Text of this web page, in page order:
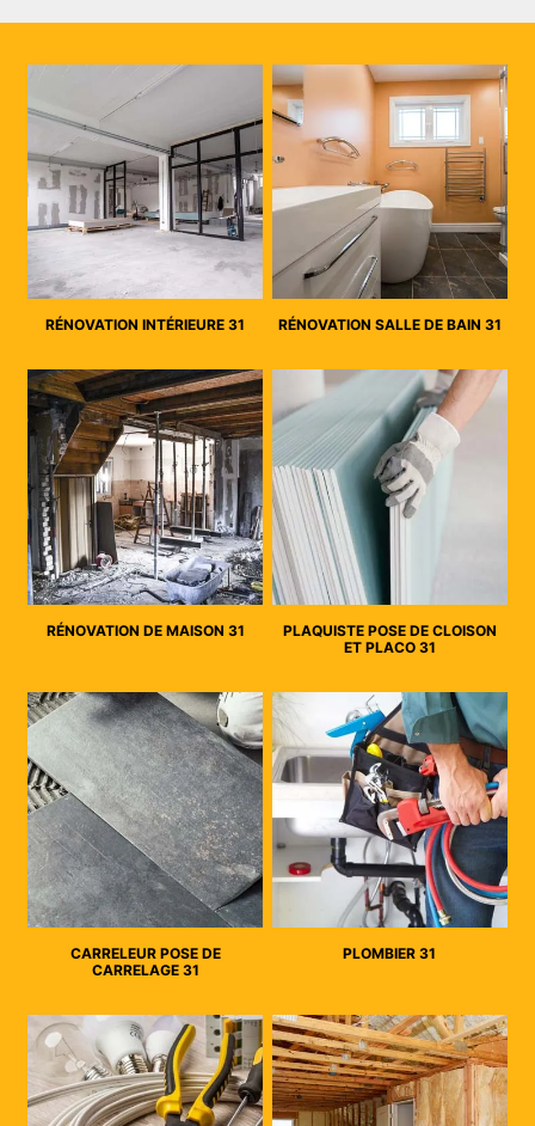
RÉNOVATION INTÉRIEURE 31 RÉNOVATION SALLE DE BAIN 31
RÉNOVATION DE MAISON 31
PLAQUISTE POSE DE CLOISON
ET PLACO 31
CARRELEUR POSE DE
CARRELAGE 31
PLOMBIER 31